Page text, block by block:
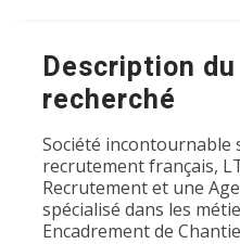
Description
recherché
Société incontournable
recrutement français,
Recrutement et une
spécialisé dans les
Encadrement de